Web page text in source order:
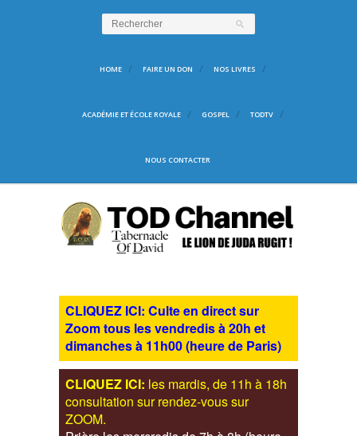
HOME FAIRE UN DON NOS LIVRES
ACADÉMIE ET ÉCOLE ROYALE GOSPEL TODTV
NOUS CONTACTER
CLIQUEZ ICI: Culte en direct sur
Zoom tous les vendredis à 20h et
dimanches à 11h00 (heure de Paris)
CLIQUEZ ICI: les mardis, de 11h à 18h
consultation sur rendez-vous sur
ZOOM.